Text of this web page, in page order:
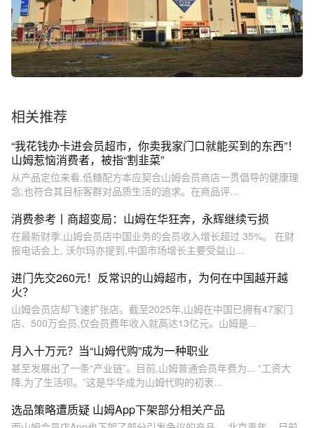
相关推荐
“我花钱办卡进会员超市，你卖我家门口就能买到的东西”！
山姆惹恼消费者，被指“割韭菜”
从产品定位来看,低糖配方本应契合山姆会员商店一贯倡导的健康理
念,也符合其目标客群对品质生活的追求。在商品评...
消费参考丨商超变局：山姆在华狂奔，永辉继续亏损
在最新财季,山姆会员店中国业务的会员收入增长超过 35%。 在财
报电话会上, 沃尔玛亦提到,中国市场增长主要受益山...
进门先交260元！反常识的山姆超市，为何在中国越开越
火？
山姆会员店却飞速扩张店。截至2025年,山姆在中国已拥有47家门
店、500万会员,仅会员费年收入就高达13亿元。山姆是...
月入十万元？当“山姆代购”成为一种职业
甚至发展出了一条“产业链”。目前,山姆普通会员年费为... “工资大
降,为了生活呗。”这是华华成为山姆代购的初衷...
选品策略遭质疑 山姆App下架部分相关产品